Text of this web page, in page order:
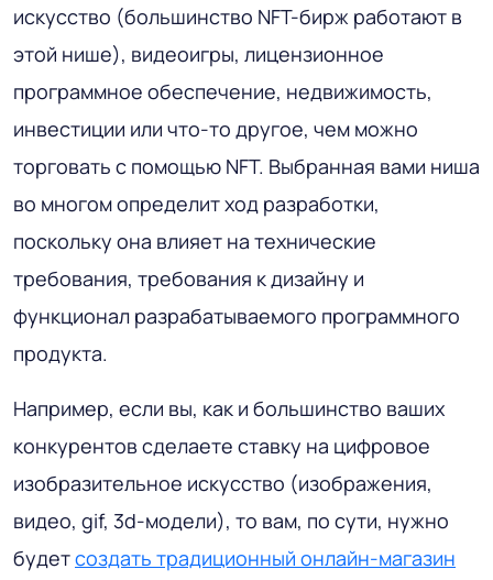
искусство (большинство NFT-бирж работают в
этой нише), видеоигры, лицензионное
программное обеспечение, недвижимость,
инвестиции или что-то другое, чем можно
торговать с помощью NFT. Выбранная вами ниша
во многом определит ход разработки,
поскольку она влияет на технические
требования, требования к дизайну и
функционал разрабатываемого программного
продукта.
Например, если вы, как и большинство ваших
конкурентов сделаете ставку на цифровое
изобразительное искусство (изображения,
видео, gif, 3d-модели), то вам, по сути, нужно
будетсоздать традиционный онлайн-магазин